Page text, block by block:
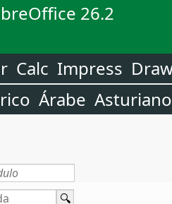
26.2
Calc Impress
Árabe Asturiano